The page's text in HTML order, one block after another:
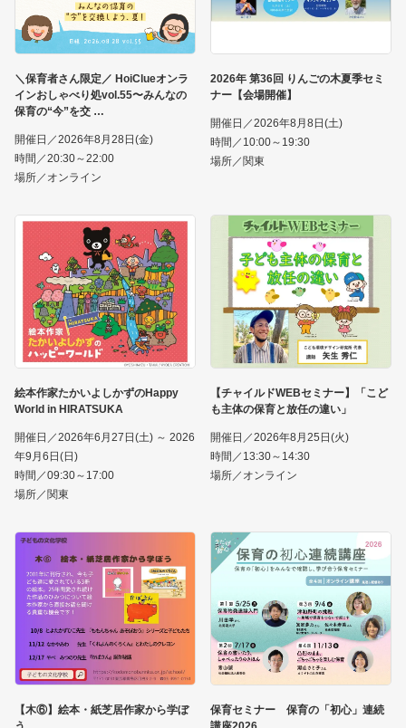
＼保育者さん限定／ HoiClueオンラ
インおしゃべり処vol.55〜みんなの
保育の“今”を交
開催日／2026年8月28日(金)
時間／20:30～22:00
場所／オンライン
2026年 第36回 りんごの木夏季セミ
ナー【会場開催】
開催日／2026年8月8日(土)
時間／10:00～19:30
場所／関東
絵本作家たかいよしかずのHappy
World in HIRATSUKA
開催日／2026年6月27日(土) ～ 2026
年9月6日(日)
時間／09:30～17:00
場所／関東
【チャイルドWEBセミナー】「こど
も主体の保育と放任の違い」
開催日／2026年8月25日(火)
時間／13:30～14:30
場所／オンライン
【木⑥】絵本・紙芝居作家から学ぼ
保育セミナー 保育の「初心」連続